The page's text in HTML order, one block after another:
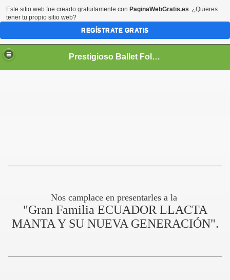
Prestigioso Ballet Folkórico *ECUADOR LLACTA MANTA Y SU NUEVA GENERACIÓN*
Nos camplace en presentarles a la
"Gran Familia ECUADOR LLACTA
MANTA Y SU NUEVA GENERACIÓN".
Este sitio web fue creado gratuitamente con PaginaWebGratis.es. ¿Quieres
tener tu propio sitio web?
REGÍSTRATE GRATIS